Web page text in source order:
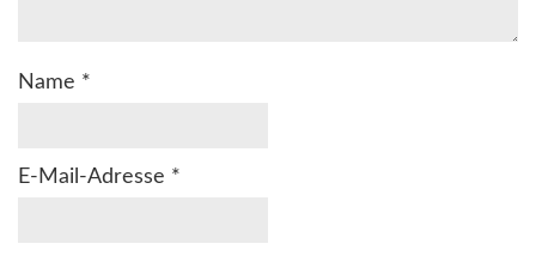
Name *
E-Mail-Adresse *